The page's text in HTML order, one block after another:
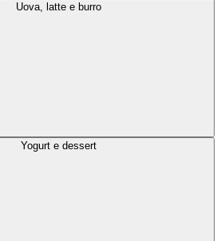
Uova, latte e burro
Yogurt e dessert